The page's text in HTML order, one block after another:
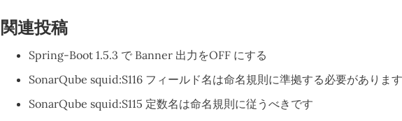
関連投稿
Spring-Boot 1.5.3 で Banner 出力をOFF にする
SonarQube squid:S116 フィールド名は命名規則に準拠する必要があります
SonarQube squid:S115 定数名は命名規則に従うべきです